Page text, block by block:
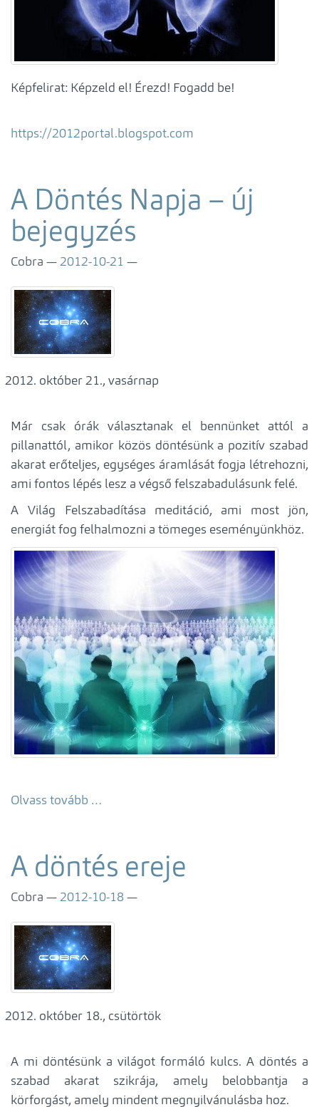
Képfelirat: Képzeld el! Érezd! Fogadd be!
https://2012portal.blogspot.com
A Döntés Napja – új
bejegyzés
Cobra 2012-10-21
október 21., vasárnap
Már csak órák választanak el bennünket attól a
pillanattól, amikor közös döntésünk a pozitív szabad
akarat erőteljes, egységes áramlását fogja létrehozni,
ami fontos lépés lesz a végső felszabadulásunk felé.
A Világ Felszabadítása meditáció, ami most jön,
energiát fog felhalmozni a tömeges eseményünkhöz.
Olvass tovább …
A döntés ereje
Cobra 2012-10-18
október 18., csütörtök
A mi döntésünk a világot formáló kulcs. A döntés a
szabad akarat szikrája, amely belobbantja a
körforgást, amely mindent megnyilvánulásba hoz.